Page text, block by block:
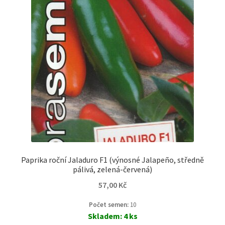
Paprika roční Jaladuro F1 (výnosné Jalapeño, středně
pálivá, zelená-červená)
57,00 Kč
Počet semen: 10
Skladem: 4 ks